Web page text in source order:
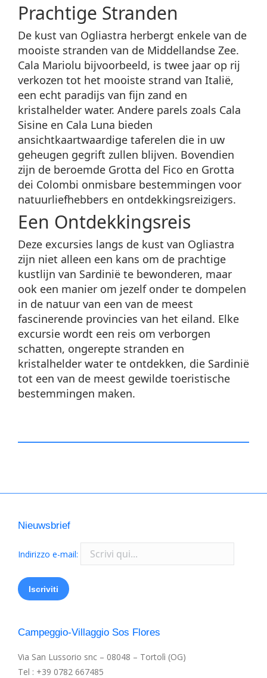
Prachtige Stranden
De kust van Ogliastra herbergt enkele van de
mooiste stranden van de Middellandse Zee.
Cala Mariolu bijvoorbeeld, is twee jaar op rij
verkozen tot het mooiste strand van Italië,
een echt paradijs van fijn zand en
kristalhelder water. Andere parels zoals Cala
Sisine en Cala Luna bieden
ansichtkaartwaardige taferelen die in uw
geheugen gegrift zullen blijven. Bovendien
zijn de beroemde Grotta del Fico en Grotta
dei Colombi onmisbare bestemmingen voor
natuurliefhebbers en ontdekkingsreizigers.
Een Ontdekkingsreis
Deze excursies langs de kust van Ogliastra
zijn niet alleen een kans om de prachtige
kustlijn van Sardinië te bewonderen, maar
ook een manier om jezelf onder te dompelen
in de natuur van een van de meest
fascinerende provincies van het eiland. Elke
excursie wordt een reis om verborgen
schatten, ongerepte stranden en
kristalhelder water te ontdekken, die Sardinië
tot een van de meest gewilde toeristische
bestemmingen maken.
Nieuwsbrief
Indirizzo e-mail:
Campeggio-Villaggio Sos Flores
Via San Lussorio snc – 08048 – Tortolì (OG)
Tel : +39 0782 667485